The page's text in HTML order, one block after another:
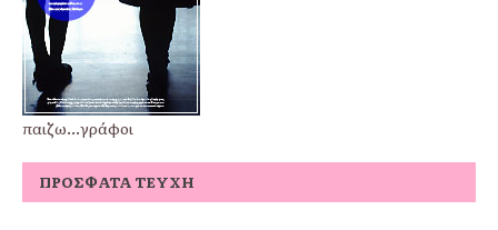
παιζω...γράφοι
ΠΡΌΣΦΑΤΑ ΤΕΎΧΗ